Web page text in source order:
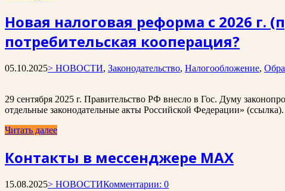
Новая налоговая реформа с 2026 г.
потребительская кооперация?
05.10.2025> НОВОСТИ, Законодательство, Налогообложение,
29 сентября 2025 г. Правительство РФ внесло в Гос. Думу
отдельные законодательные акты Российской Федерации»
Читать далее
Контакты в мессенджере MAX
15.08.2025> НОВОСТИКомментарии: 0